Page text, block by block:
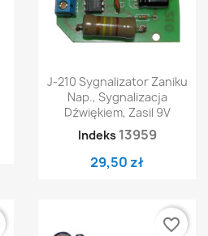
J-210 Sygnalizator Zaniku
Nap., Sygnalizacja
Dźwiękiem, Zasil 9V
Indeks 13959
29,50 zł
favorite_border